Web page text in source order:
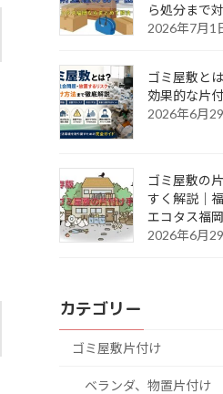
ら処分まで
2026年7月1
ゴミ屋敷と
効果的な片
2026年6月
ゴミ屋敷の
すく解説｜
エコタス福岡
2026年6月
カテゴリー
ゴミ屋敷片付け
ベランダ、物置片付け